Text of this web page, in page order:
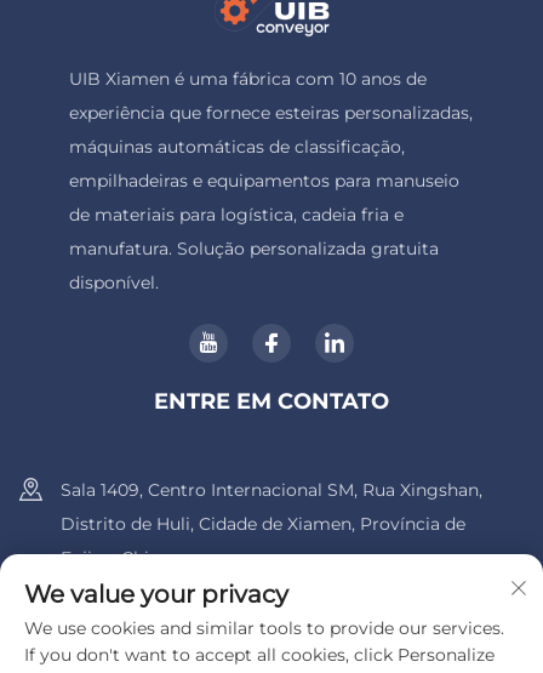
UIB Xiamen é uma fábrica com 10 anos de
experiência que fornece esteiras personalizadas,
máquinas automáticas de classificação,
empilhadeiras e equipamentos para manuseio
de materiais para logística, cadeia fria e
manufatura. Solução personalizada gratuita
disponível.
ENTRE EM CONTATO
Sala 1409, Centro Internacional SM, Rua Xingshan,
Distrito de Huli, Cidade de Xiamen, Província de
Fujian, China.
+86-13600956803
[email protected]
We value your privacy
We use cookies and similar tools to provide our services.
If you don't want to accept all cookies, click Personalize